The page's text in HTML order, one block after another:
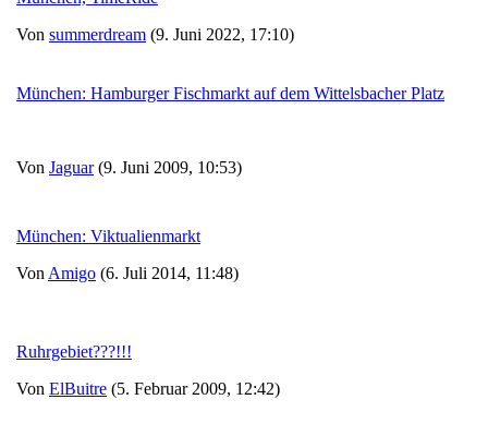
Von summerdream (9. Juni 2022, 17:10)
München: Hamburger Fischmarkt auf dem Wittelsbacher Platz
Von Jaguar(9. Juni 2009, 10:53)
München: Viktualienmarkt
Von Amigo (6. Juli 2014, 11:48)
Ruhrgebiet???!!!
Von ElBuitre (5. Februar 2009, 12:42)